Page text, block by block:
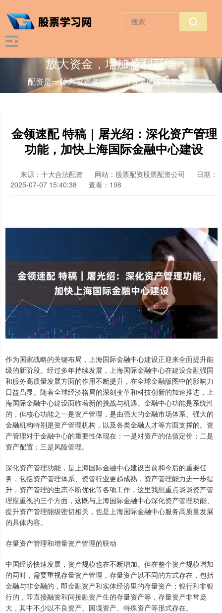
放大资金，增加盈利可能
配资是一种为投资者提供杠杆资金的金融服务！
金领速配 特稿｜屠光绍：深化资产管理
功能，加快上海国际金融中心建设
来源：十大合法配资 网站：股票配资股票配资公司
日期：
2025-07-07 15:40:38
查看：198
作为国家战略的关键布局，上海国际金融中心建设正迎来全面提升能
级的新阶段。经过多年持续发展，上海国际金融中心在建设金融强国
和服务高质量发展方面的作用不断提升，在全球金融版图中的影响力
日益凸显。随着全球经济格局的深刻变革和科技创新的加速推进，上
海国际金融中心建设面临着新的挑战与机遇。金融中心功能是系统性
的，但核心功能之一是资产管理，是由强大的金融市场体系、强大的
金融机构特别是资产管理机构，以及各类金融人才等方面支撑的。资
产管理对于金融中心的重要性体现在：一是对资产的估值定价；二是
资产配置；三是风险管理。
深化资产管理功能，是上海国际金融中心建设当前和今后的重要任
务，包括资产管理体系、资管行业更趋成熟，资产管理能力进一步提
升，资产管理的生态不断优化等各项工作，这里我想重点谈谈资产管
理应重视的三个方面，这既与上海国际金融中心深化资产管理功能、
提升资产管理能级密切相关，也是上海国际金融中心服务高质量发展
的具体内容。
存量资产管理和增量资产管理的联动
中国经济快速发展，资产规模也在不断增加。但在整个资产规模增加
的同时，需要重视存量资产管理，存量资产以不同的方式存在，包括
金融与非金融的，即金融资产和实体经济里的存量资产；银行和非银
行的，即直接融资和间接融资产生的存量资产等，存量资产非常庞
大，其中不少以不良资产、困境资产、特殊资产等形式存在。